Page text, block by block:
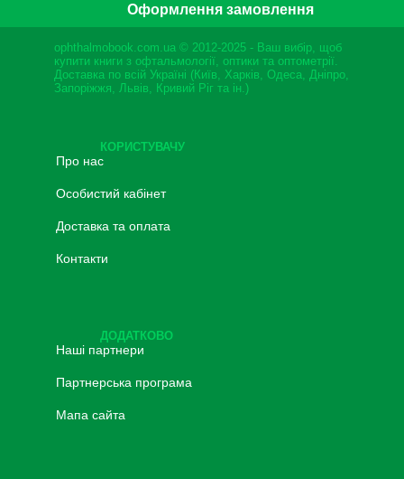
Оформлення замовлення
ophthalmobook.com.ua © 2012-2025 - Ваш вибір, щоб
купити книги з офтальмології, оптики та оптометрії.
Доставка по всій Україні (Київ, Харків, Одеса, Дніпро,
Запоріжжя, Львів, Кривий Ріг та ін.)
КОРИСТУВАЧУ
Про нас
Особистий кабінет
Доставка та оплата
Контакти
ДОДАТКОВО
Наші партнери
Партнерська програма
Мапа сайта